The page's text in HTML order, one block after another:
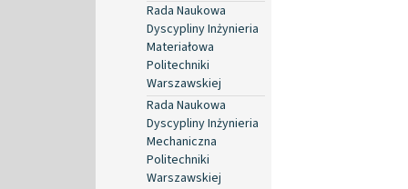
Rada Naukowa
Dyscypliny Inżynieria
Materiałowa
Politechniki
Warszawskiej
Rada Naukowa
Dyscypliny Inżynieria
Mechaniczna
Politechniki
Warszawskiej